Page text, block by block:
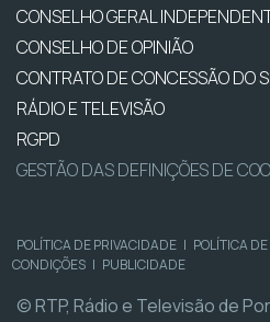
CONSELHO GERAL
CONSELHO DE OPINIÃO
CONTRATO DE CONCESSÃO DO
RÁDIO E TELEVISÃO
RGPD
GESTÃO DAS DEFINIÇÕES DE
POLÍTICA DE PRIVACIDADE | POLÍTICA
CONDIÇÕES | PUBLICIDADE
© RTP, Rádio e Televisão de